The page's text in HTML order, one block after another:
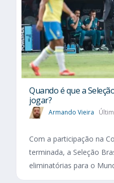
Quando é que a
jogar?
Armando Vieira
Com a participação na
terminada, a Seleção
eliminatórias para o